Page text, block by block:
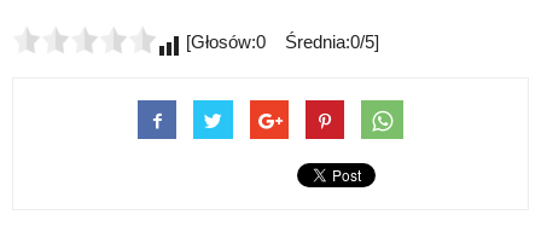
[Głosów:0 Średnia:0/5]